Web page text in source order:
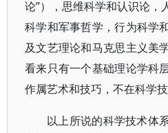
论”），思维科学和认识论，
科学和军事哲学，行为科学
及文艺理论和马克思主义美
看来只有一个基础理论学科
作属艺术和技巧，不在科学技
以上所说的科学技术体